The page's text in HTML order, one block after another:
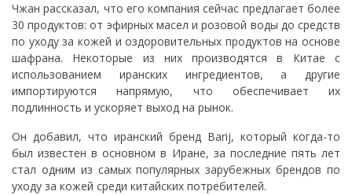
Чжан рассказал, что его компания сейчас предлагает более
30 продуктов: от эфирных масел и розовой воды до средств
по уходу за кожей и оздоровительных продуктов на основе
шафрана. Некоторые из них производятся в Китае с
использованием иранских ингредиентов, а другие
импортируются напрямую, что обеспечивает их
подлинность и ускоряет выход на рынок.
Он добавил, что иранский бренд Barij, который когда-то
был известен в основном в Иране, за последние пять лет
стал одним из самых популярных зарубежных брендов по
уходу за кожей среди китайских потребителей.